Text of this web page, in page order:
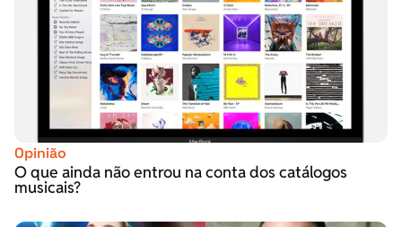
Opinião
O que ainda não entrou na conta dos catálogos
musicais?